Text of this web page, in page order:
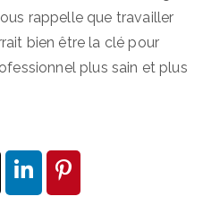
rappelle que travailler
bien être la clé pour
plus sain et plus